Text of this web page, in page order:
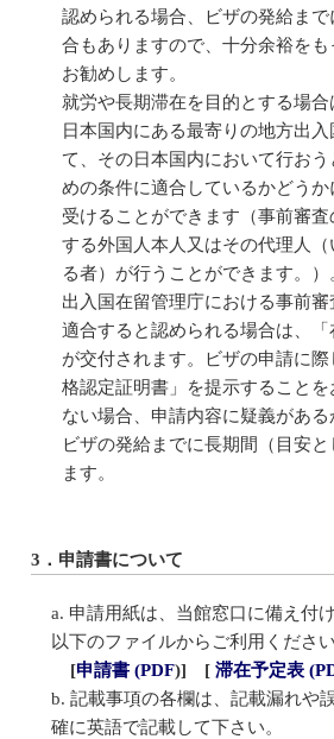
認められる場合、ビザの発給ま
合もありますので、十分余裕を
お勧めします。
就労や長期滞在を目的とする場合
日本国内にある最寄りの地方出
て、その日本国内において行お
めの条件に適合しているかどう
受けることができます（事前審
する外国人本人又はその代理人
る者）が行うことができます。）
出入国在留管理庁における事前
適合すると認められる場合は、「
が交付されます。ビザの申請に
格認定証明書」を提示すること
ない場合、申請内容に疑義がある
ビザの発給までに長期間（目安
ます。
3．申請書について
申請用紙は、当館窓口に備え付
以下のファイルからご利用ください
[申請書 (PDF)] [ 滞在予定表
記載事項の各欄は、記載漏れや
確に英語で記載して下さい。